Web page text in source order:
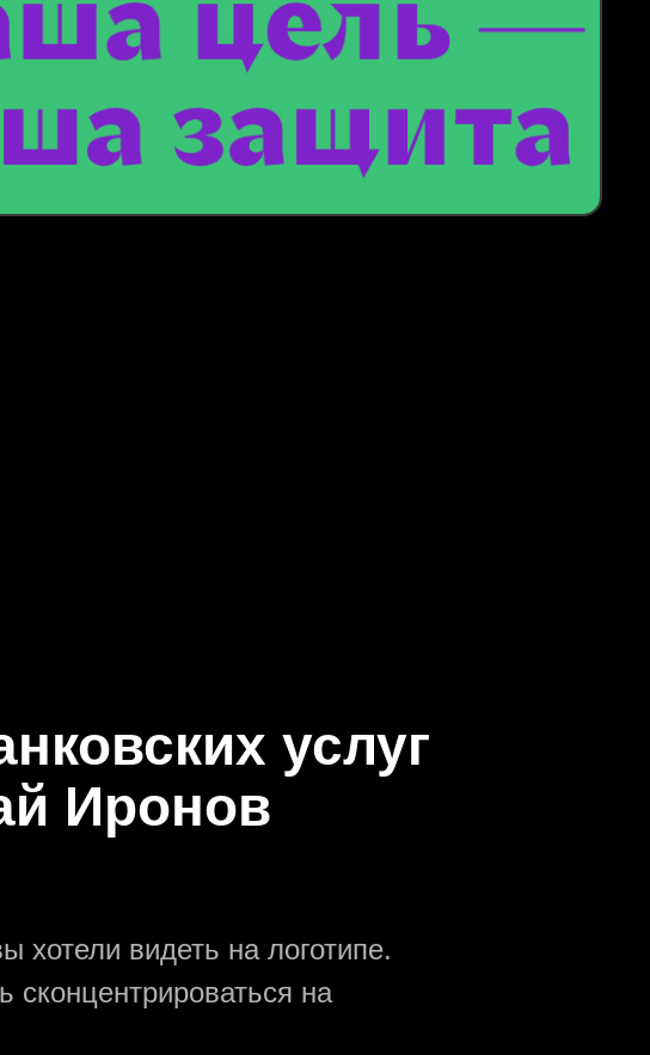
услуг
Иронов
хотели видеть на логотипе.
сконцентрироваться на